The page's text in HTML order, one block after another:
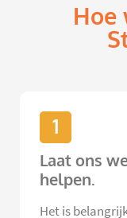
Hoe
1
Laat ons
helpen.
Het is